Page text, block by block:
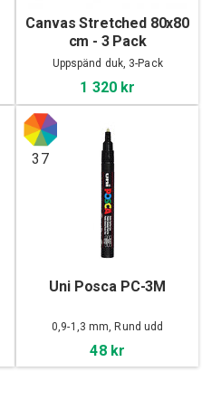
Canvas Stretched 80x80
cm - 3 Pack
Uppspänd duk, 3-Pack
1 320 kr
37
Uni Posca PC-3M
0,9-1,3 mm, Rund udd
48 kr